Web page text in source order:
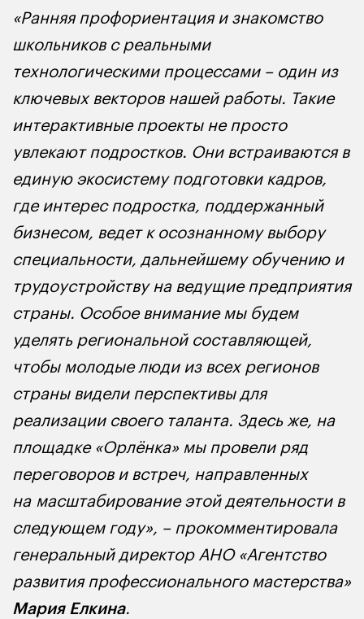
«Ранняя профориентация и знакомство
школьников с реальными
технологическими процессами – один из
ключевых векторов нашей работы. Такие
интерактивные проекты не просто
увлекают подростков. Они встраиваются в
единую экосистему подготовки кадров,
где интерес подростка, поддержанный
бизнесом, ведет к осознанному выбору
специальности, дальнейшему обучению и
трудоустройству на ведущие предприятия
страны. Особое внимание мы будем
уделять региональной составляющей,
чтобы молодые люди из всех регионов
страны видели перспективы для
реализации своего таланта. Здесь же, на
площадке «Орлёнка» мы провели ряд
переговоров и встреч, направленных
на масштабирование этой деятельности в
следующем году», – прокомментировала
генеральный директор АНО «Агентство
развития профессионального мастерства»
Мария Елкина.